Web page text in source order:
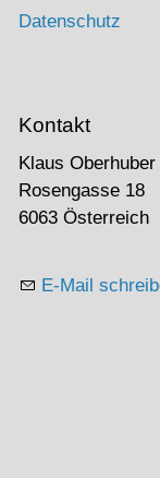
Datenschutz
Kontakt
Klaus Oberhuber
Rosengasse 18
6063 Österreich
E-Mail